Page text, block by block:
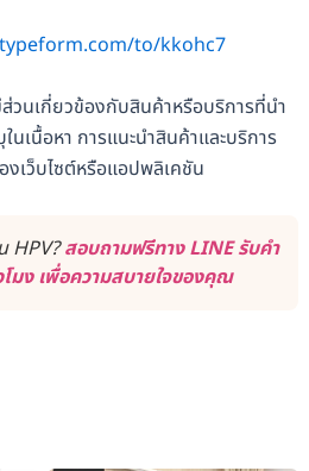
to/kkohc7
วนเกี่ยวข้องกับสินค้าหรือบริการที่นำ
นเนื้อหา การแนะนำสินค้าและบริการ
เว็บไซต์หรือแอปพลิเคชัน
HPV?สอบถามฟรีทาง LINE รับคำ
มง เพื่อความสบายใจของคุณ